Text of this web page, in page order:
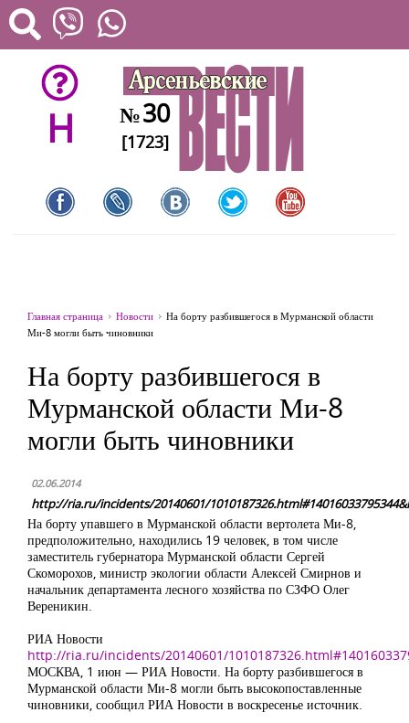
H №30
[1723]
Главная страница Новости
На борту разбившегося в Мурманской области
Ми-8 могли быть чиновники
На борту разбившегося в
Мурманской области Ми-8
могли быть чиновники
02.06.2014
http://ria.ru/incidents/20140601/
На борту упавшего в Мурманской области вертолета Ми-8,
предположительно, находились 19 человек, в том числе
заместитель губернатора Мурманской области Сергей
Скоморохов, министр экологии области Алексей Смирнов и
начальник департамента лесного хозяйства по СЗФО Олег
Вереникин.
РИА Новости
http://ria.ru/incidents/20140601/
МОСКВА, 1 июн — РИА Новости. На борту разбившегося в
Мурманской области Ми-8 могли быть высокопоставленные
чиновники, сообщил РИА Новости в воскресенье источник.